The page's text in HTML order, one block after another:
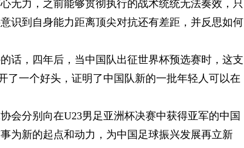
无力，之前能够贯彻执行的战术统统无法奏效，只
识到自身能力距离顶尖对抗还有差距，并反思如何
话，四年后，当中国队出征世界杯预选赛时，这支
了一个好头，证明了中国队新的一批年轻人可以在
会分别向在U23男足亚洲杯决赛中获得亚军的中国
为新的起点和动力，为中国足球振兴发展再立新